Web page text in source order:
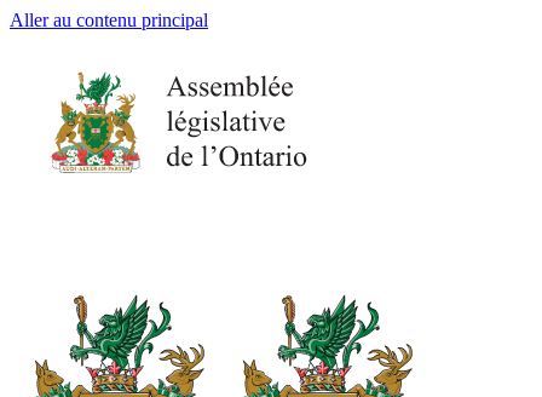
Aller au contenu principal